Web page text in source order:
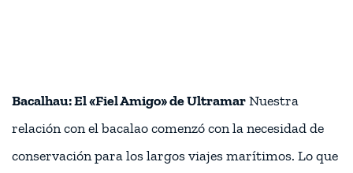
Bacalhau: El «Fiel Amigo» de UltramarNuestra
relación con el bacalao comenzó con la necesidad de
conservación para los largos viajes marítimos. Lo que